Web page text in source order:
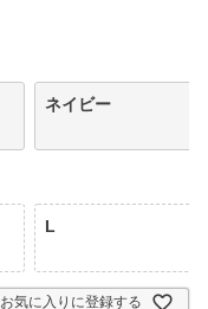
ネイビー
L
お気に入りに登録する